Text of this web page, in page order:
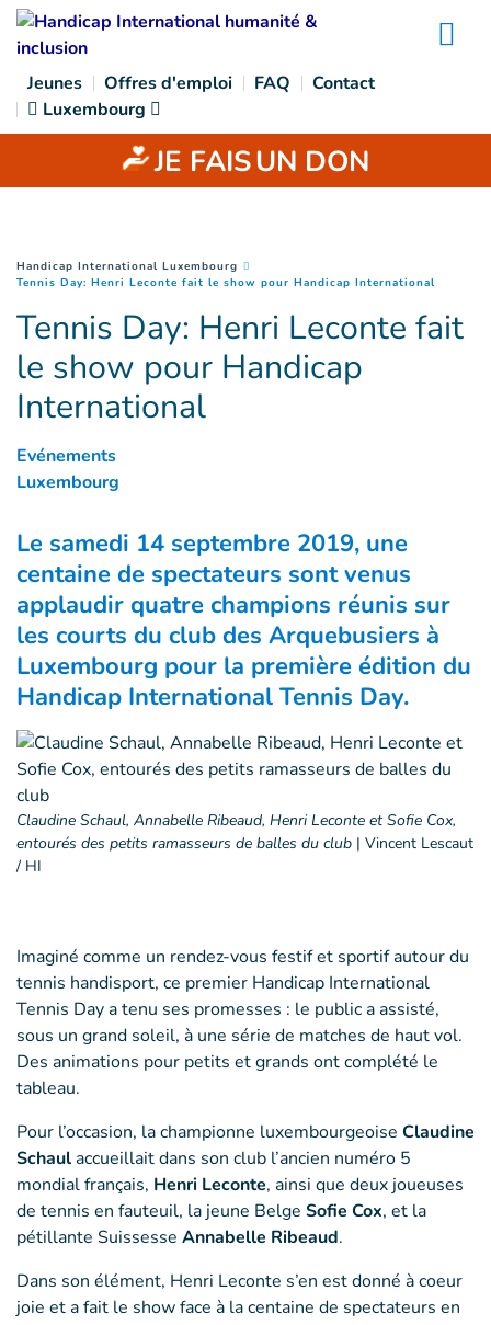
Goto main content
Jeunes Offres d'emploi FAQ
Contact
Luxembourg
JE FAISUN DON
You are here :
Handicap International Luxembourg
Tennis Day: Henri Leconte fait le show pour Handicap International(
Tennis Day: Henri Leconte fait
le show pour Handicap
International
Evénements
Luxembourg
Le samedi 14 septembre 2019, une
centaine de spectateurs sont venus
applaudir quatre champions réunis sur
les courts du club des Arquebusiers à
Luxembourg pour la première édition du
Handicap International Tennis Day.
Claudine Schaul, Annabelle Ribeaud, Henri Leconte et Sofie Cox,
entourés des petits ramasseurs de balles du club | Vincent Lescaut
/ HI
Imaginé comme un rendez-vous festif et sportif autour du
tennis handisport, ce premier Handicap International
Tennis Day a tenu ses promesses : le public a assisté,
sous un grand soleil, à une série de matches de haut vol.
Des animations pour petits et grands ont complété le
tableau.
Pour l’occasion, la championne luxembourgeoise Claudine
Schaulaccueillait dans son club l’ancien numéro 5
mondial français, Henri Leconte, ainsi que deux joueuses
de tennis en fauteuil, la jeune Belge Sofie Cox, et la
pétillante Suissesse Annabelle Ribeaud.
Dans son élément, Henri Leconte s’en est donné à coeur
joie et a fait le show face à la centaine de spectateurs en